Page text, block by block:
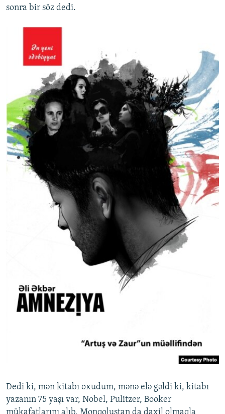
sonra bir söz dedi.
Dedi ki, mən kitabı oxudum, mənə elə gəldi ki, kitabı
yazanın 75 yaşı var, Nobel, Pulitzer, Booker
mükafatlarını alıb, Monqolustan da daxil olmaqla